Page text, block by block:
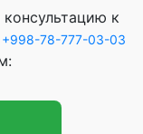
консультацию к
+998-78-777-03-03